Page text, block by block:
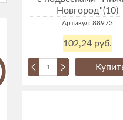
Новгород"(10)
Артикул: 88973
102,24 руб.